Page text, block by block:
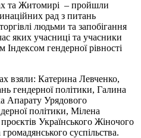
та Житомирі – пройшли
рад з питань
людьми та запобігання
яких учасниці та учасники
гендерної рівності
взяли: Катерина Левченко,
гендерної політики, Галина
Апарату Урядового
політики, Мілена
Українського Жіночого
суспільства.